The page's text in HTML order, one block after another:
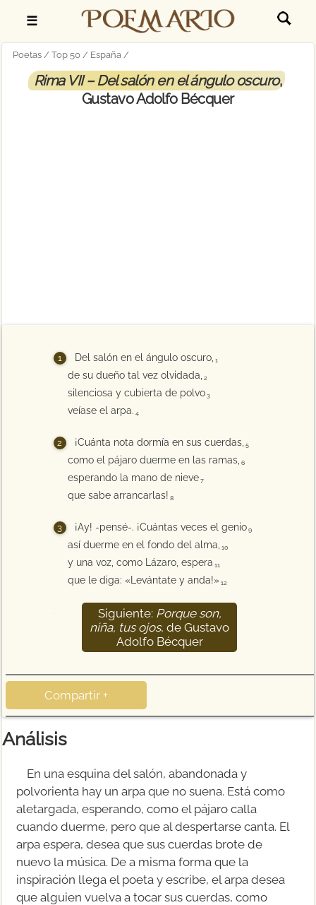
☰
Poetas Top 50 España
Rima VII – Del salón en el ángulo oscuro,
Gustavo Adolfo Bécquer
Del salón en el ángulo oscuro, 1
de su dueño tal vez olvidada, 2
silenciosa y cubierta de polvo 3
veíase el arpa. 4
¡Cuánta nota dormía en sus cuerdas, 5
como el pájaro duerme en las ramas, 6
esperando la mano de nieve 7
que sabe arrancarlas! 8
¡Ay! -pensé-. ¡Cuántas veces el genio 9
así duerme en el fondo del alma, 10
y una voz, como Lázaro, espera 11
que le diga: «Levántate y anda!» 12
Siguiente: Porque son,
niña, tus ojos, de Gustavo
Adolfo Bécquer
Compartir +
Análisis
En una esquina del salón, abandonada y
polvorienta hay un arpa que no suena. Está como
aletargada, esperando, como el pájaro calla
cuando duerme, pero que al despertarse canta. El
arpa espera, desea que sus cuerdas brote de
nuevo la música. De a misma forma que la
inspiración llega el poeta y escribe, el arpa desea
que alguien vuelva a tocar sus cuerdas, como